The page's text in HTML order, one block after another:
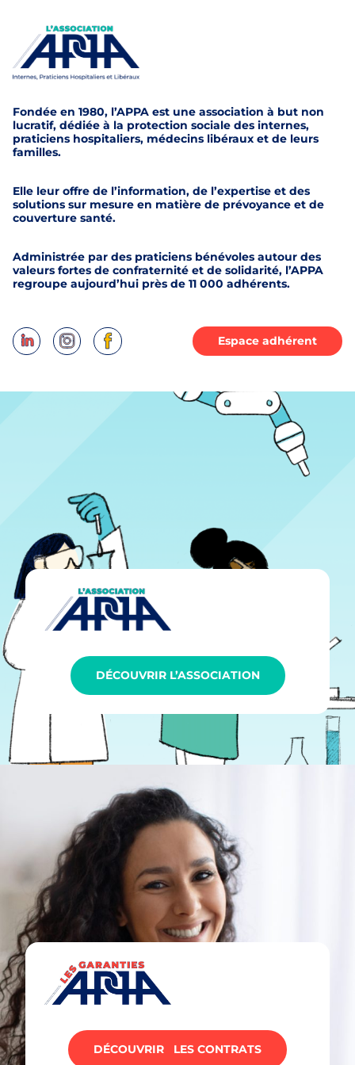
Fondée en 1980, l’APPA est une association à but non
lucratif, dédiée à la protection sociale des internes,
praticiens hospitaliers, médecins libéraux et de leurs
familles.
Elle leur offre de l’information, de l’expertise et des
solutions sur mesure en matière de prévoyance et de
couverture santé.
Administrée par des praticiens bénévoles autour des
valeurs fortes de confraternité et de solidarité, l’APPA
regroupe aujourd’hui près de 11 000 adhérents.
Nous retrouver sur LinkedIn
Nous retrouver sur Instagram
Nous retrouver sur Facebook
Espace adhérent
DÉCOUVRIR L’ASSOCIATION
DÉCOUVRIR LES CONTRATS